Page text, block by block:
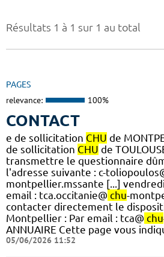
Résultats 1 à 1 sur 1 au total
PAGES
relevance: 100%
CONTACT
e de sollicitation CHU de
de sollicitation CHU de
transmettre le questionnaire
l'adresse suivante : c-
montpellier.mssante [...]
email : tca.occitanie@ chu-
contacter directement le
Montpellier : Par email : tca@ chu
ANNUAIRE Cette page vous
05/06/2026 11:52